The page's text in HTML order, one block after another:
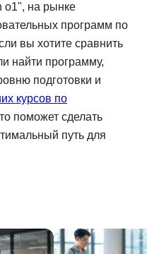
o1", на рынке
программ по
вы хотите сравнить
найти программу,
подготовки и
курсов по
поможет сделать
путь для